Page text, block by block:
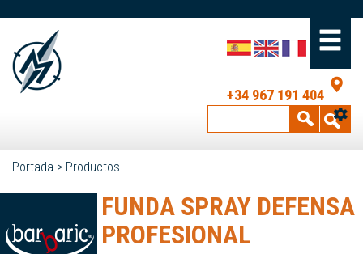
+34 967 191 404
Portada > Productos
FUNDA SPRAY DEFENSA
PROFESIONAL